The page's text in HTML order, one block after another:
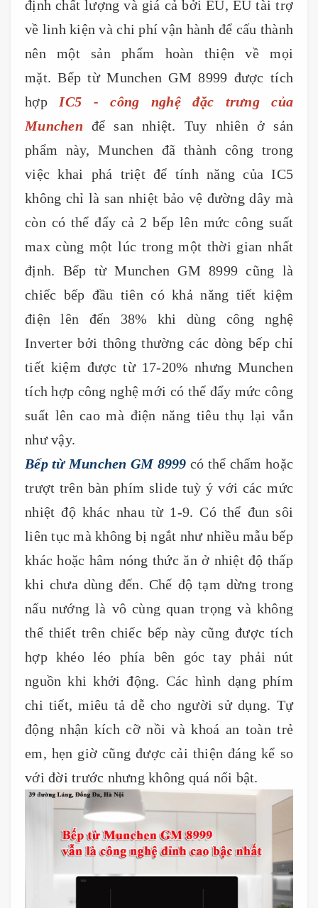
định chất lượng và giá cả bởi EU, EU tài trợ
về linh kiện và chi phí vận hành để cấu thành
nên một sản phẩm hoàn thiện về mọi
mặt. Bếp từ Munchen GM 8999 được tích
hợp IC5 - công nghệ đặc trưng của
Munchen để san nhiệt. Tuy nhiên ở sản
phẩm này, Munchen đã thành công trong
việc khai phá triệt để tính năng của IC5
không chỉ là san nhiệt bảo vệ đường dây mà
còn có thể đẩy cả 2 bếp lên mức công suất
max cùng một lúc trong một thời gian nhất
định. Bếp từ Munchen GM 8999 cũng là
chiếc bếp đầu tiên có khả năng tiết kiệm
điện lên đến 38% khi dùng công nghệ
Inverter bởi thông thường các dòng bếp chỉ
tiết kiệm được từ 17-20% nhưng Munchen
tích hợp công nghệ mới có thể đẩy mức công
suất lên cao mà điện năng tiêu thụ lại vẫn
như vậy.
Bếp từ Munchen GM 8999 có thể chấm hoặc
trượt trên bàn phím slide tuỳ ý với các mức
nhiệt độ khác nhau từ 1-9. Có thể đun sôi
liên tục mà không bị ngắt như nhiều mẫu bếp
khác hoặc hâm nóng thức ăn ở nhiệt độ thấp
khi chưa dùng đến. Chế độ tạm dừng trong
nấu nướng là vô cùng quan trọng và không
thể thiết trên chiếc bếp này cũng được tích
hợp khéo léo phía bên góc tay phải nút
nguồn khi khởi động. Các hình dạng phím
chi tiết, miêu tả dễ cho người sử dụng. Tự
động nhận kích cỡ nồi và khoá an toàn trẻ
em, hẹn giờ cũng được cải thiện đáng kể so
với đời trước nhưng không quá nổi bật.